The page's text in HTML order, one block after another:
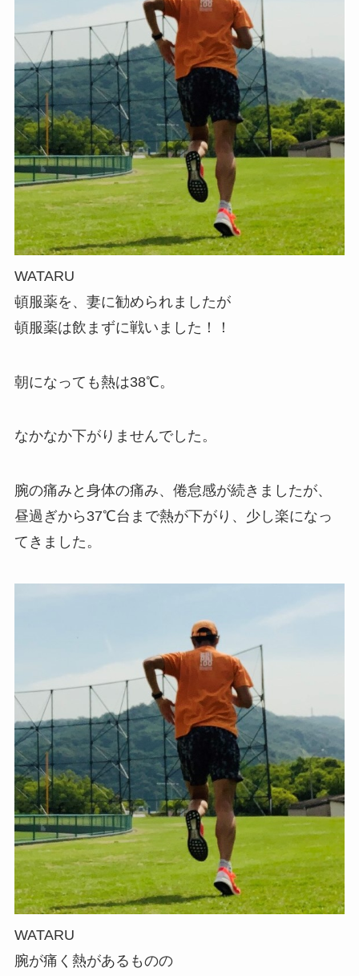
WATARU
頓服薬を、妻に勧められましたが
頓服薬は飲まずに戦いました！！
朝になっても熱は38℃。
なかなか下がりませんでした。
腕の痛みと身体の痛み、倦怠感が続きましたが、
昼過ぎから37℃台まで熱が下がり、少し楽になっ
てきました。
WATARU
腕が痛く熱があるものの